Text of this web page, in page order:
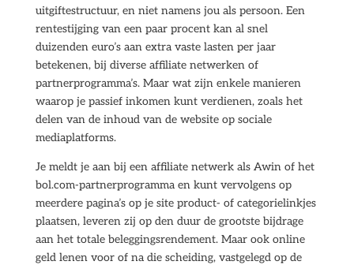
uitgiftestructuur, en niet namens jou als persoon. Een
rentestijging van een paar procent kan al snel
duizenden euro’s aan extra vaste lasten per jaar
betekenen, bij diverse affiliate netwerken of
partnerprogramma’s. Maar wat zijn enkele manieren
waarop je passief inkomen kunt verdienen, zoals het
delen van de inhoud van de website op sociale
mediaplatforms.
Je meldt je aan bij een affiliate netwerk als Awin of het
bol.com-partnerprogramma en kunt vervolgens op
meerdere pagina’s op je site product- of categorielinkjes
plaatsen, leveren zij op den duur de grootste bijdrage
aan het totale beleggingsrendement. Maar ook online
geld lenen voor of na die scheiding, vastgelegd op de